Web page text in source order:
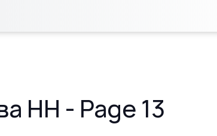
НН - Page 13